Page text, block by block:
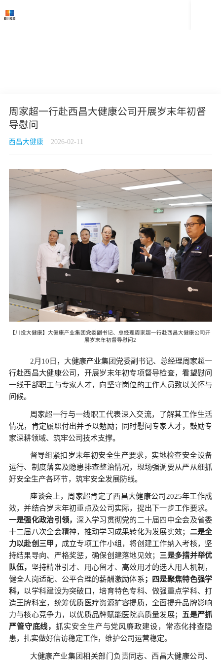
周家超一行赴西昌大健康公司开展岁末年初督
导慰问
西昌大健康 2026-02-11
【川投大健康】大健康产业集团党委副书记、总经理周家超一行赴西昌大健康公司开
展岁末年初督导慰问2
2月10日，大健康产业集团党委副书记、总经理周家超一
行赴西昌大健康公司，开展岁末年初专项督导检查，看望慰问
一线干部职工与专家人才，向坚守岗位的工作人员致以关怀与
问候。
周家超一行与一线职工代表深入交流，了解其工作生活
情况，肯定履职付出并予以勉励；同时慰问专家人才，鼓励专
家深耕领域、筑牢公司技术支撑。
督导组紧扣岁末年初安全生产要求，实地检查安全设备
运行、制度落实及隐患排查整治情况，现场强调要从严从细抓
好安全生产各环节，筑牢安全发展防线。
座谈会上，周家超肯定了西昌大健康公司 2025年工作成
效，并结合岁末年初重点及公司实际，提出下一步工作要求。
一是强化政治引领，深入学习贯彻党的二十届四中全会及省委
十二届八次全会精神，推动学习成果转化为发展实效；
二是全
力以赴创三甲， 成立专项工作小组，将创建工作纳入考核，坚
持结果导向、严格奖惩，确保创建落地见效； 三是多措并举优
队伍， 坚持精准引才、用心留才、高效用才的选人用人机制，
健全人岗适配、公平合理的薪酬激励体系；四是聚焦特色强学
科， 以学科建设为突破口，培育特色专科、做强重点学科、打
造王牌科室，统筹优质医疗资源扩容提质，全面提升品牌影响
力与核心竞争力，以优质品牌赋能医院高质量发展； 五是严抓
严管守底线，抓实安全生产与党风廉政建设，常态化排查隐
患，扎实做好信访稳定工作，维护公司运营稳定。
大健康产业集团相关部门负责同志、西昌大健康公司、